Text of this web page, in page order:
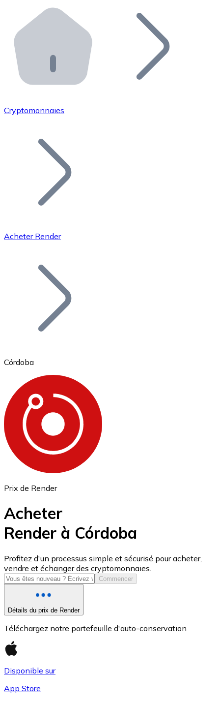
Distributeurs automatiques Bitnovo
Intégrez un ATM Bitnovo dans votre entreprise et
API Bitnovo
Intégrez notre API dans votre écosystème.
Rejoignez notre réseau de distributeurs et
Ajoutez le token de votre projet à notre service
Bitcoin
Ethereum
ETH
USD Coin
USDC
Cryptomonnaies
Acheter Render
Córdoba
Prix de Render
Acheter
Render à Córdoba
Profitez d'un processus simple et sécurisé pour acheter,
vendre et échanger des cryptomonnaies.
Commencer
Détails du prix de Render
Téléchargez notre portefeuille d'auto-conservation
Disponible sur
App Store